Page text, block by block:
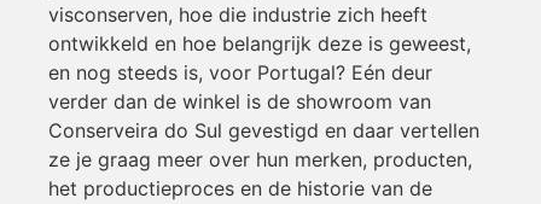
visconserven, hoe die industrie zich heeft
ontwikkeld en hoe belangrijk deze is geweest,
en nog steeds is, voor Portugal? Eén deur
verder dan de winkel is de showroom van
Conserveira do Sul gevestigd en daar vertellen
ze je graag meer over hun merken, producten,
het productieproces en de historie van de